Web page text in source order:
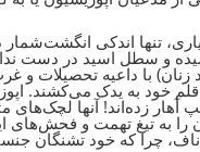
تنها اندکی انگشت‌شمار
و سطل اسید در دست
با داعیه تحصیلات و
خود به یدک می‌کشند.
زده‌اند! آنها لچک‌های
را به تیغ تهمت و
ناف، چرا که خود تشنگان